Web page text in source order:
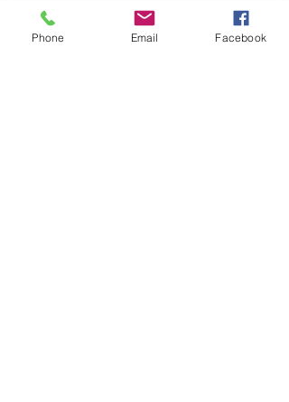
Ledhesma
Phone Email Facebook